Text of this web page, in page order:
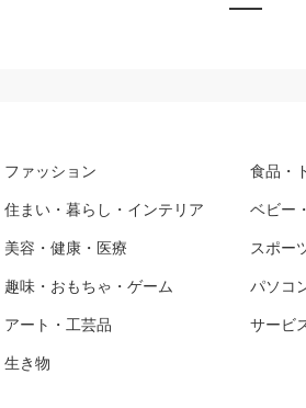
ファッション 食品・
住まい・暮らし・インテリア ベビー
美容・健康・医療 スポー
趣味・おもちゃ・ゲーム パソコ
アート・工芸品 サービ
生き物